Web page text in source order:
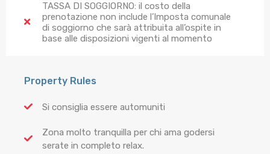
TASSA DI SOGGIORNO: il costo della
prenotazione non include l’Imposta comunale
di soggiorno che sarà attribuita all’ospite in
base alle disposizioni vigenti al momento
Property Rules
Si consiglia essere automuniti
Zona molto tranquilla per chi ama godersi
serate in completo relax.